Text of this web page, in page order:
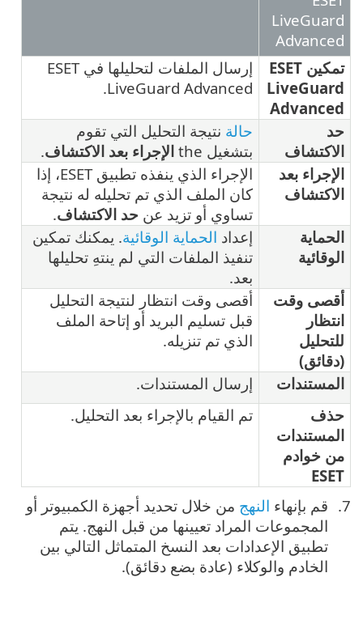
LiveGuard
Advanced
تمكين ESET
LiveGuard
Advanced
إرسال الملفات لتحليلها في ESET
LiveGuard Advanced.
حد
الاكتشاف
حالة نتيجة التحليل التي تقوم
بتشغيل the
الإجراء بعد الاكتشاف.
الإجراء بعد
الاكتشاف
الإجراء الذي ينفذه تطبيق ESET، إذا
كان الملف الذي تم تحليله له نتيجة
تساوي أو تزيد عن حد الاكتشاف.
الحماية
الوقائية
إعداد الحماية الوقائية. يمكنك تمكين
تنفيذ الملفات التي لم ينتهِ تحليلها
بعد.
أقصى وقت
انتظار
للتحليل
(دقائق)
أقصى وقت انتظار لنتيجة التحليل
قبل تسليم البريد أو إتاحة الملف
الذي تم تنزيله.
المستندات
إرسال المستندات.
حذف
المستندات
من خوادم
ESET
تم القيام بالإجراء بعد التحليل.
قم بإنهاء النهج من خلال تحديد أجهزة الكمبيوتر أو
المجموعات المراد تعيينها من قبل النهج. يتم
تطبيق الإعدادات بعد النسخ المتماثل التالي بين
الخادم والوكلاء (عادة بضع دقائق).‎